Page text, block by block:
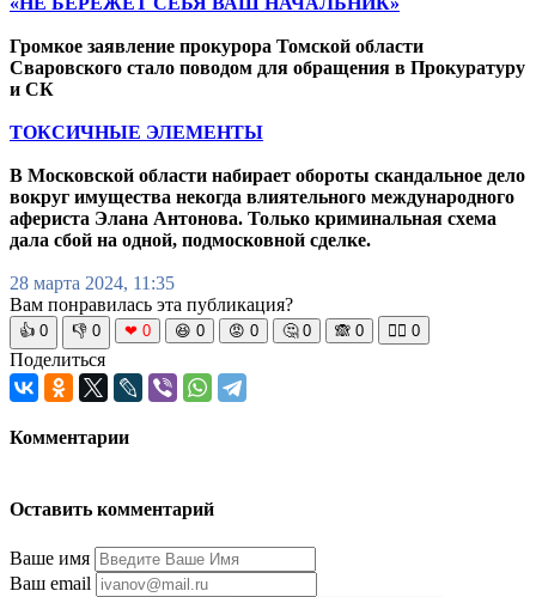
Громкое заявление прокурора Томской области
Сваровского стало поводом для обращения в Прокуратуру
и СК
ТОКСИЧНЫЕ ЭЛЕМЕНТЫ
В Московской области набирает обороты скандальное дело
вокруг имущества некогда влиятельного международного
афериста Элана Антонова. Только криминальная схема
дала сбой на одной, подмосковной сделке.
28 марта 2024, 11:35
Вам понравилась эта публикация?
👍 0 👎 0 ❤ 0 😆 0 😡 0 🤔 0 🙈 0 🧘‍♀️ 0
Поделиться
Комментарии
Оставить комментарий
Ваше имя
Ваш email